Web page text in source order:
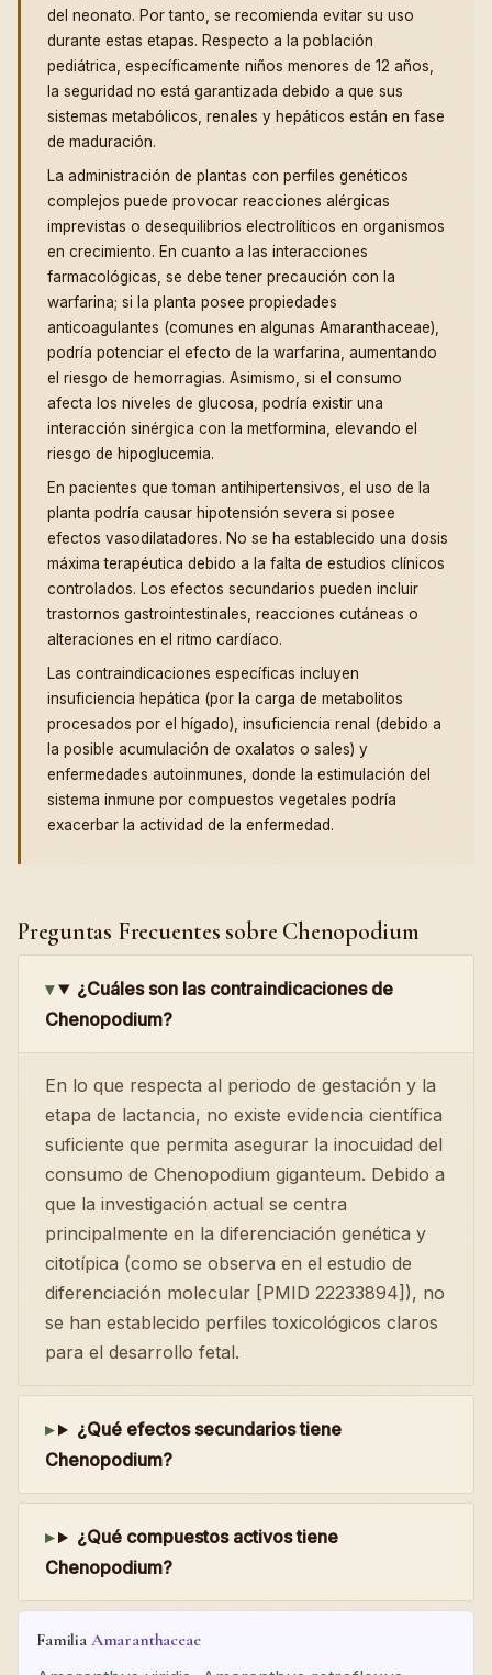
del neonato. Por tanto, se recomienda evitar su uso
durante estas etapas. Respecto a la población
pediátrica, específicamente niños menores de 12 años,
la seguridad no está garantizada debido a que sus
sistemas metabólicos, renales y hepáticos están en fase
de maduración.
La administración de plantas con perfiles genéticos
complejos puede provocar reacciones alérgicas
imprevistas o desequilibrios electrolíticos en organismos
en crecimiento. En cuanto a las interacciones
farmacológicas, se debe tener precaución con la
warfarina; si la planta posee propiedades
anticoagulantes (comunes en algunas Amaranthaceae),
podría potenciar el efecto de la warfarina, aumentando
el riesgo de hemorragias. Asimismo, si el consumo
afecta los niveles de glucosa, podría existir una
interacción sinérgica con la metformina, elevando el
riesgo de hipoglucemia.
En pacientes que toman antihipertensivos, el uso de la
planta podría causar hipotensión severa si posee
efectos vasodilatadores. No se ha establecido una dosis
máxima terapéutica debido a la falta de estudios clínicos
controlados. Los efectos secundarios pueden incluir
trastornos gastrointestinales, reacciones cutáneas o
alteraciones en el ritmo cardíaco.
Las contraindicaciones específicas incluyen
insuficiencia hepática (por la carga de metabolitos
procesados por el hígado), insuficiencia renal (debido a
la posible acumulación de oxalatos o sales) y
enfermedades autoinmunes, donde la estimulación del
sistema inmune por compuestos vegetales podría
exacerbar la actividad de la enfermedad.
Preguntas Frecuentes sobre Chenopodium
¿Cuáles son las contraindicaciones de
Chenopodium?
En lo que respecta al periodo de gestación y la
etapa de lactancia, no existe evidencia científica
suficiente que permita asegurar la inocuidad del
consumo de Chenopodium giganteum. Debido a
que la investigación actual se centra
principalmente en la diferenciación genética y
citotípica (como se observa en el estudio de
diferenciación molecular [PMID 22233894]), no
se han establecido perfiles toxicológicos claros
para el desarrollo fetal.
¿Qué efectos secundarios tiene
Chenopodium?
¿Qué compuestos activos tiene
Chenopodium?
Familia Amaranthaceae